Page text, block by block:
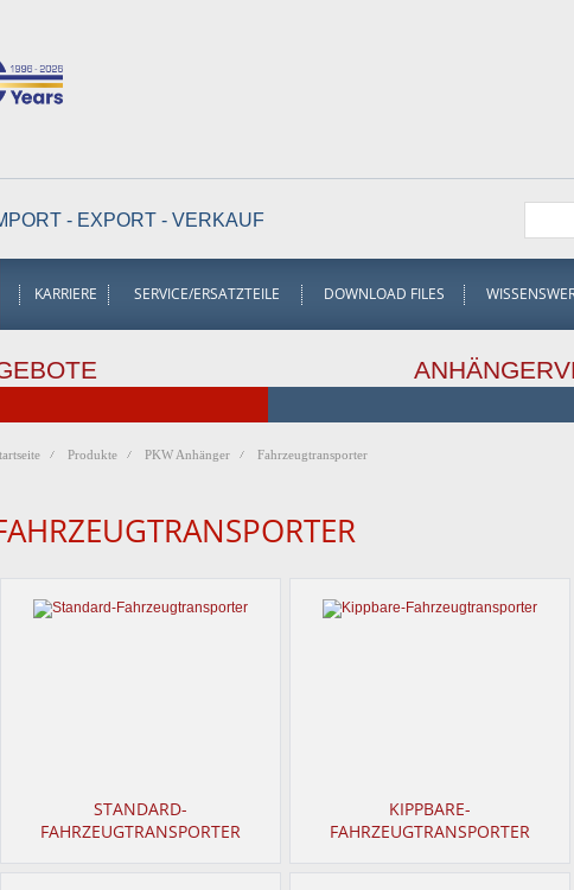
- EXPORT - VERKAUF
KARRIERE SERVICE/ERSATZTEILE DOWNLOAD FILES
Produkte PKW Anhänger Fahrzeugtransporter
STANDARD-
FAHRZEUGTRANSPORTER
KIPPBARE-
FAHRZEUGTRANSPORTER